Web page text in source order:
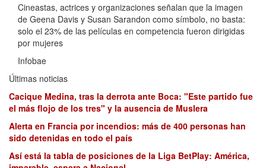
Cineastas, actrices y organizaciones señalan que la imagen
de Geena Davis y Susan Sarandon como símbolo, no basta:
solo el 23% de las películas en competencia fueron dirigidas
por mujeres
Infobae
Últimas noticias
Cacique Medina, tras la derrota ante Boca: "Este partido fue
el más flojo de los tres" y la ausencia de Muslera
Alerta en Francia por incendios: más de 400 personas han
sido detenidas en todo el país
Así está la tabla de posiciones de la Liga BetPlay: América,